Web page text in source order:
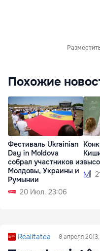
Похожие
Фестиваль Ukrainian
Day in Moldova
собрал участников из
Молдовы, Украины и
Румынии
20 Июл. 23:06
Realitatea 8 апреля